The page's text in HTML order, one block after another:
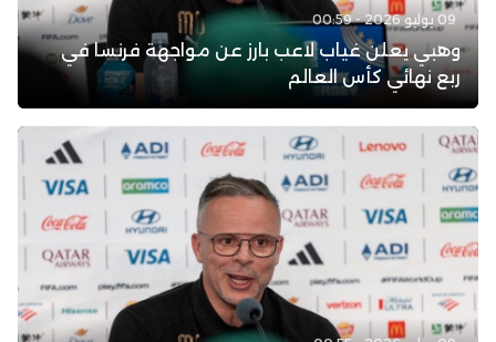
09 يوليو 2026 - 00:59
وهبي يعلن غياب لاعب بارز عن مواجهة فرنسا في
ربع نهائي كأس العالم